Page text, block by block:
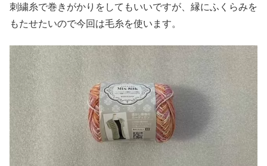
刺繍糸で巻きがかりをしてもいいですが、縁にふくらみを
もたせたいので今回は毛糸を使います。